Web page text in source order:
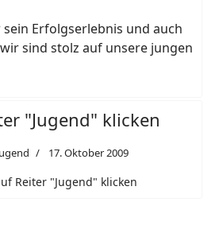
Erfolgserlebnis und auch
sind stolz auf unsere jungen
"Jugend" klicken
17. Oktober 2009
Reiter "Jugend" klicken